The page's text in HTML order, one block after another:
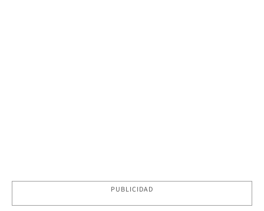
PUBLICIDAD